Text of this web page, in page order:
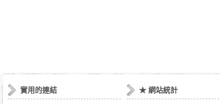
實用的連結 ★ 網站統計